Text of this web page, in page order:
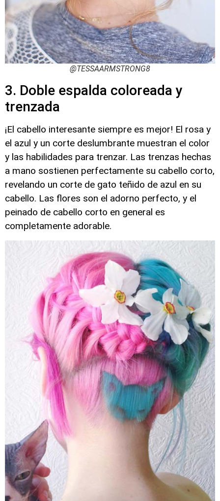
@TESSAARMSTRONG8
3. Doble espalda coloreada y
trenzada
¡El cabello interesante siempre es mejor! El rosa y
el azul y un corte deslumbrante muestran el color
y las habilidades para trenzar. Las trenzas hechas
a mano sostienen perfectamente su cabello corto,
revelando un corte de gato teñido de azul en su
cabello. Las flores son el adorno perfecto, y el
peinado de cabello corto en general es
completamente adorable.